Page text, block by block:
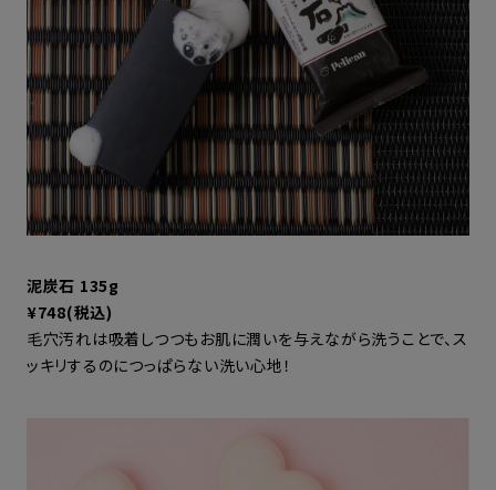
泥炭石 135g
¥748(税込)
毛穴汚れは吸着しつつもお肌に潤いを与えながら洗うことで、ス
ッキリするのにつっぱらない洗い心地！